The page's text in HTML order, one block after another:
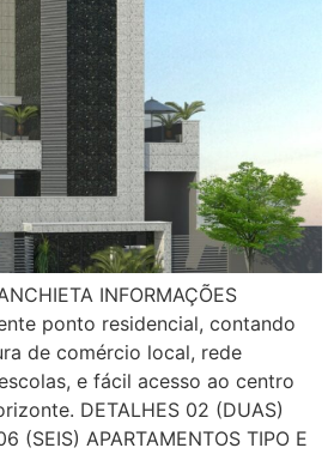
INFORMAÇÕES
ponto residencial, contando
de comércio local, rede
e fácil acesso ao centro
DETALHES 02 (DUAS)
(SEIS) APARTAMENTOS TIPO E